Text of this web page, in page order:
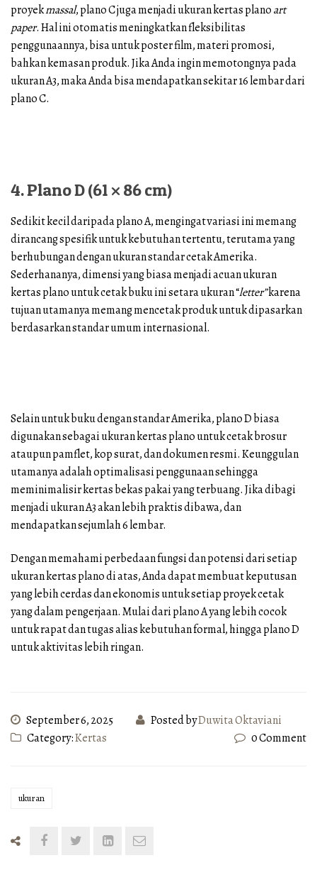
proyekmassal, plano C juga menjadi ukuran kertas planoart
paper. Hal ini otomatis meningkatkan fleksibilitas
penggunaannya, bisa untuk poster film, materi promosi,
bahkan kemasan produk. Jika Anda ingin memotongnya pada
ukuran A3, maka Anda bisa mendapatkan sekitar 16 lembar dari
plano C.
4. Plano D (61 × 86 cm)
Sedikit kecil daripada plano A, mengingat variasi ini memang
dirancang spesifik untuk kebutuhan tertentu, terutama yang
berhubungan dengan ukuran standar cetak Amerika.
Sederhananya, dimensi yang biasa menjadi acuan ukuran
kertas plano untuk cetak buku ini setara ukuran “letter”karena
tujuan utamanya memang mencetak produk untuk dipasarkan
berdasarkan standar umum internasional.
Selain untuk buku dengan standar Amerika, plano D biasa
digunakan sebagai ukuran kertas plano untuk cetak brosur
ataupun pamflet, kop surat, dan dokumen resmi. Keunggulan
utamanya adalah optimalisasi penggunaan sehingga
meminimalisir kertas bekas pakai yang terbuang. Jika dibagi
menjadi ukuran A3 akan lebih praktis dibawa, dan
mendapatkan sejumlah 6 lembar.
Dengan memahami perbedaan fungsi dan potensi dari setiap
ukuran kertas plano di atas, Anda dapat membuat keputusan
yang lebih cerdas dan ekonomis untuk setiap proyek cetak
yang dalam pengerjaan. Mulai dari plano A yang lebih cocok
untuk rapat dan tugas alias kebutuhan formal, hingga plano D
untuk aktivitas lebih ringan.
September 6, 2025 Posted byDuwita Oktaviani
Category:Kertas 0 Comment
ukuran